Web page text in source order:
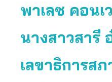
พาเลซ คอนเ
นางสาวสารี
เลขาธิการส